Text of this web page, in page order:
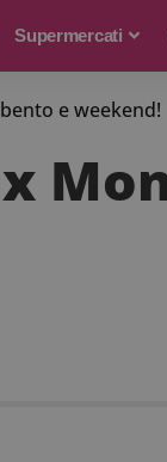
Supermercati
e weekend!